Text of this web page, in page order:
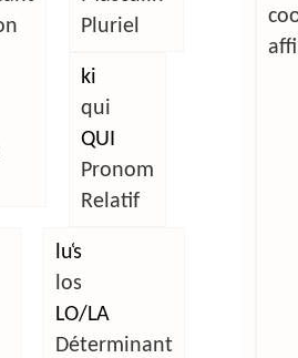
Pluriel
ki
qui
QUI
Pronom
Relatif
lu̜s
los
LO/LA
Déterminant